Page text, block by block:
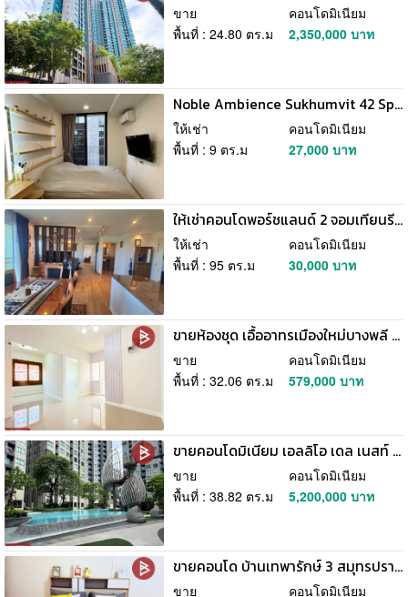
ขาย
คอนโดมิเนียม
พื้นที่ : 24.80 ตร.ม
2,350,000 บาท
Noble Ambience Sukhumvit 42 Spacious 7th Floor BTS Ekkamai
ให้เช่า
คอนโดมิเนียม
พื้นที่ : 9 ตร.ม
27,000 บาท
ให้เช่าคอนโดพอร์ชแลนด์ 2 จอมเทียนรีสอร์ท คอนโดพัทยา ตกแต่งสวยเฟอร์ครบ
ให้เช่า
คอนโดมิเนียม
พื้นที่ : 95 ตร.ม
30,000 บาท
ขายห้องชุด เอื้ออาทรเมืองใหม่บางพลี 4 บางเสาธง สมุทรปราการ
ขาย
คอนโดมิเนียม
พื้นที่ : 32.06 ตร.ม
579,000 บาท
ขายคอนโดมิเนียม เอลลิโอ เดล เนสท์ (Elio Del Nest) บางนา กรุงเทพมหานคร
ขาย
คอนโดมิเนียม
พื้นที่ : 38.82 ตร.ม
5,200,000 บาท
ขายคอนโด บ้านเทพารักษ์ 3 สมุทรปราการ ใกล้สี่แยกเทพารักษ์ และ MRTศรีเทพา
ขาย คอนโดมิเนียม